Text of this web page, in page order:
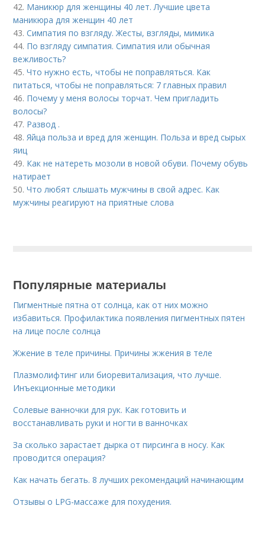
42. Маникюр для женщины 40 лет. Лучшие цвета
маникюра для женщин 40 лет
43.Симпатия по взгляду. Жесты, взгляды, мимика
44. По взгляду симпатия. Симпатия или обычная
вежливость?
45.Что нужно есть, чтобы не поправляться. Как
питаться, чтобы не поправляться: 7 главных правил
46. Почему у меня волосы торчат. Чем пригладить
волосы?
47. Развод .
48.Яйца польза и вред для женщин. Польза и вред сырых
яиц
49. Как не натереть мозоли в новой обуви. Почему обувь
натирает
50.Что любят слышать мужчины в свой адрес. Как
мужчины реагируют на приятные слова
Популярные материалы
Пигментные пятна от солнца, как от них можно
избавиться. Профилактика появления пигментных пятен
на лице после солнца
Жжение в теле причины. Причины жжения в теле
Плазмолифтинг или биоревитализация, что лучше.
Инъекционные методики
Солевые ванночки для рук. Как готовить и
восстанавливать руки и ногти в ванночках
За сколько зарастает дырка от пирсинга в носу. Как
проводится операция?
Как начать бегать. 8 лучших рекомендаций начинающим
Отзывы о LPG-массаже для похудения.